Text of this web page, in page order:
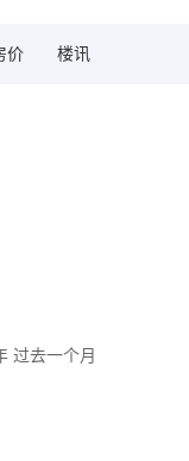
价 楼讯
过去一个月